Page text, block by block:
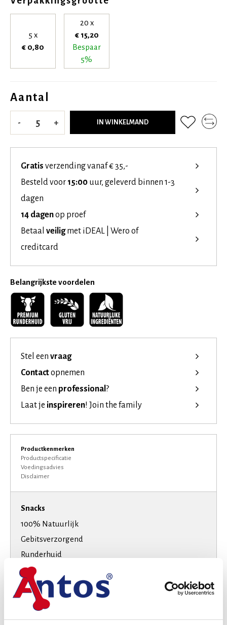
5 x
€ 0,80
20 x
€ 15,20
Bespaar
5%
Aantal
- + IN WINKELMAND
Gratis verzending vanaf € 35,-
Besteld voor 15:00 uur, geleverd binnen 1-3
dagen
14 dagenop proef
Betaal veiligmet iDEAL | Wero of
creditcard
Belangrijkste voordelen
Stel een vraag
Contactopnemen
Ben je een professional ?
Laat je inspireren! Join the family
Productkenmerken
Productspecificatie
Voedingsadvies
Disclaimer
Snacks
100% Natuurlijk
Gebitsverzorgend
Runderhuid
Speciaal Dieet
Glutenvrij
High-Protein